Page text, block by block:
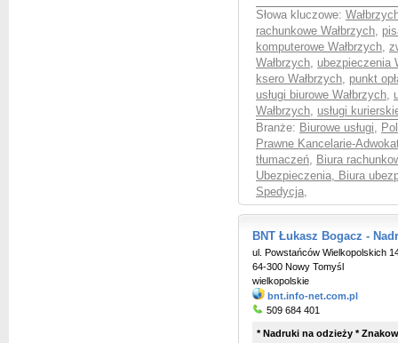
Słowa kluczowe:
rachunkowe Wałbrzych,
komputerowe Wałbrzych,
Wałbrzych, ubezpieczenia
ksero Wałbrzych, punkt
usługi biurowe Wałbrzych,
Wałbrzych, usługi
Branże: Biurowe usługi,
Prawne Kancelarie-
tłumaczeń, Biura
Ubezpieczenia, Biura
Spedycja,
BNT Łukasz Bogacz -
ul. Powstańców Wielkopolskich
64-300 Nowy Tomyśl
wielkopolskie
bnt.info-net.com.pl
509 684 401
* Nadruki na odzieży *